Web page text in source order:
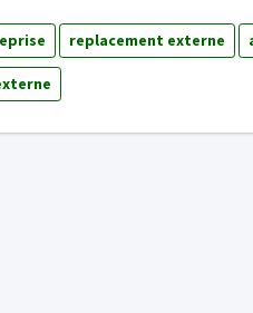
replacement externe